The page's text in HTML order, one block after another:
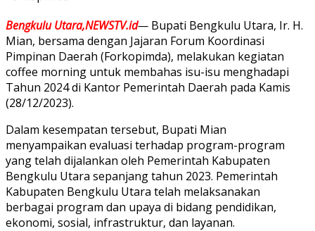
Bengkulu Utara,NEWSTV.id— Bupati Bengkulu Utara, Ir. H.
Mian, bersama dengan Jajaran Forum Koordinasi
Pimpinan Daerah (Forkopimda), melakukan kegiatan
coffee morning untuk membahas isu-isu menghadapi
Tahun 2024 di Kantor Pemerintah Daerah pada Kamis
(28/12/2023).
Dalam kesempatan tersebut, Bupati Mian
menyampaikan evaluasi terhadap program-program
yang telah dijalankan oleh Pemerintah Kabupaten
Bengkulu Utara sepanjang tahun 2023. Pemerintah
Kabupaten Bengkulu Utara telah melaksanakan
berbagai program dan upaya di bidang pendidikan,
ekonomi, sosial, infrastruktur, dan layanan.